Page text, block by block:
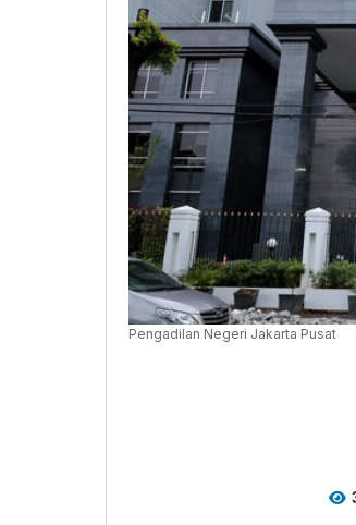
Pengadilan Negeri Jakarta Pusat